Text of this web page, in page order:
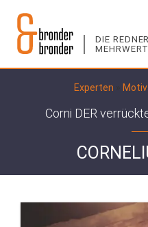
DIE
MEHRWERT
Experten
Corni DER